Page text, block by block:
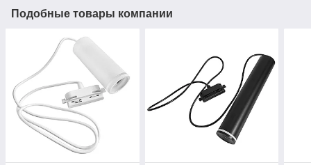
Подобные товары компании